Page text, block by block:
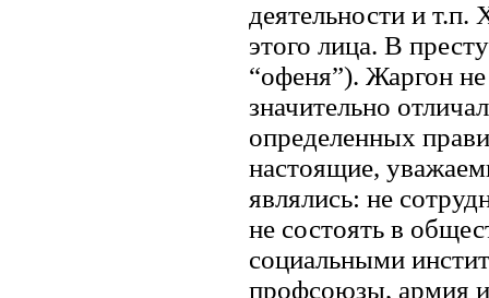
деятельности и
этого лица. В
“офеня”). Жаргон
значительно
определенных
настоящие,
являлись: не
не состоять в
социальными
профсоюзы, армия и